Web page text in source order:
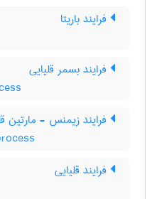
فرایند باریتا
فرایند بسمر قلیایی
فرایند زیمنس - مارتین
فرایند قلیایی